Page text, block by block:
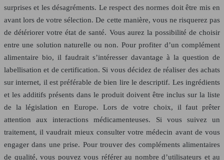
surprises et les désagréments. Le respect des normes doit être mis en
avant lors de votre sélection. De cette manière, vous ne risquerez pas
de détériorer votre état de santé. Vous aurez la possibilité de choisir
entre une solution naturelle ou non. Pour profiter d’un complément
alimentaire bio, il faudrait s’intéresser davantage à la question de
labellisation et de certification. Si vous décidez de réaliser des achats
sur internet, il est préférable de bien lire le descriptif. Les ingrédients
et les additifs présents dans le produit doivent être inclus sur la liste
de la législation en Europe. Lors de votre choix, il faut prêter
attention aux interactions médicamenteuses. Si vous suivez un
traitement, il vaudrait mieux consulter votre médecin avant de vous
engager dans une prise. Pour trouver des compléments alimentaires
de qualité, vous pouvez vous référer au nombre d’utilisateurs et au